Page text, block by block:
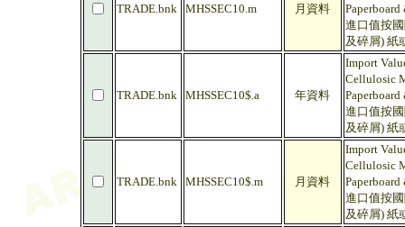
TRADE.bnk MHSSEC10.m 月資料
進口值按
及碎屑) 紙
TRADE.bnk MHSSEC10$.a 年資料
Import
Cellulosic
進口值按
及碎屑) 紙
TRADE.bnk MHSSEC10$.m 月資料
Import
Cellulosic
進口值按
及碎屑) 紙